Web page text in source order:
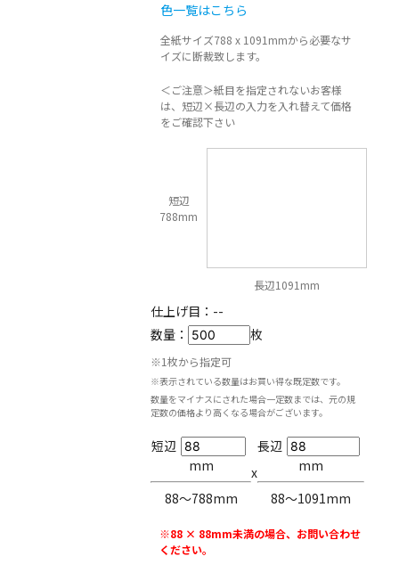
色一覧はこちら
全紙サイズ788 x 1091mmから必要なサ
イズに断裁致します。
＜ご注意＞紙目を指定されないお客様
は、短辺×長辺の入力を入れ替えて価格
をご確認下さい
短辺
788mm
長辺1091mm
仕上げ目： --
数量：
枚
※1枚から指定可
※表示されている数量はお買い得な既定数です。
数量をマイナスにされた場合一定数までは、元の規
定数の価格より高くなる場合がございます。
短辺
mm
88〜788mm
x
長辺
mm
88〜1091mm
※88 × 88mm未満の場合、お問い合わせ
ください。